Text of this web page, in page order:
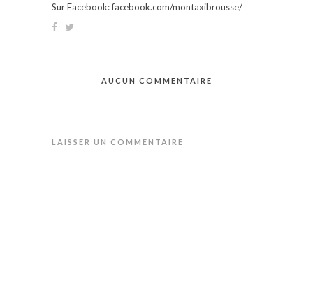
Sur Facebook: facebook.com/montaxibrousse/
AUCUN COMMENTAIRE
LAISSER UN COMMENTAIRE